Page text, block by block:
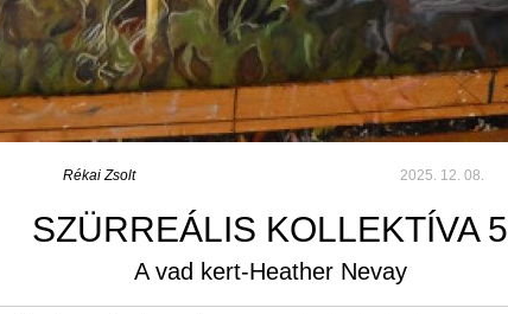
Rékai Zsolt 2025. 12. 08.
SZÜRREÁLIS KOLLEKTÍVA 5
A vad kert-Heather Nevay